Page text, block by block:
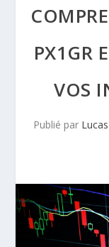
PX1GR
VOS
Publié par Lucas